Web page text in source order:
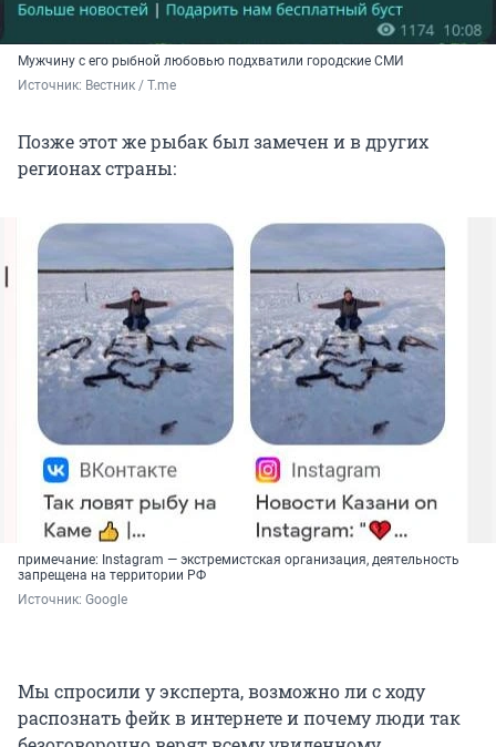
Мужчину с его рыбной любовью подхватили городские СМИ
Источник: Вестник / T.me
Позже этот же рыбак был замечен и в других
регионах страны:
примечание: Instagram — экстремистская организация, деятельность
запрещена на территории РФ
Источник: Google
Мы спросили у эксперта, возможно ли с ходу
распознать фейк в интернете и почему люди так